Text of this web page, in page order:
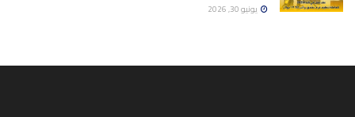
يونيو 30, 2026